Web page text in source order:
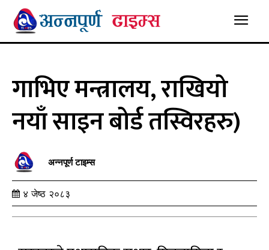
गाभिए मन्त्रालय, राखियो
नयाँ साइन बोर्ड तस्विरहरु)
अन्नपूर्ण टाइम्स
४ जेष्ठ २०८३